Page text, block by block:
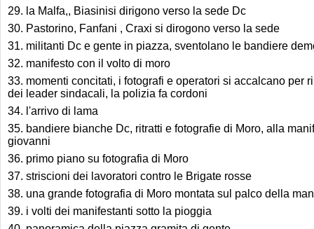
29. la Malfa,, Biasinisi dirigono verso la sede Dc
30. Pastorino, Fanfani , Craxi si dirogono verso la sede
31. militanti Dc e gente in piazza, sventolano le bandiere
32. manifesto con il volto di moro
33. momenti concitati, i fotografi e operatori si accalcano per
dei leader sindacali, la polizia fa cordoni
34. l'arrivo di lama
35. bandiere bianche Dc, ritratti e fotografie di Moro, alla
giovanni
36. primo piano su fotografia di Moro
37. striscioni dei lavoratori contro le Brigate rosse
38. una grande fotografia di Moro montata sul palco della
39. i volti dei manifestanti sotto la pioggia